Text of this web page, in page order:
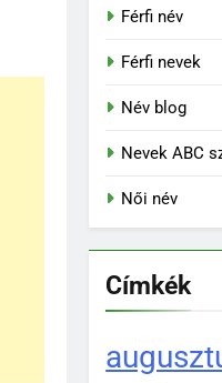
Férfi név
Férfi nevek
Név blog
Nevek ABC
Női név
Címkék